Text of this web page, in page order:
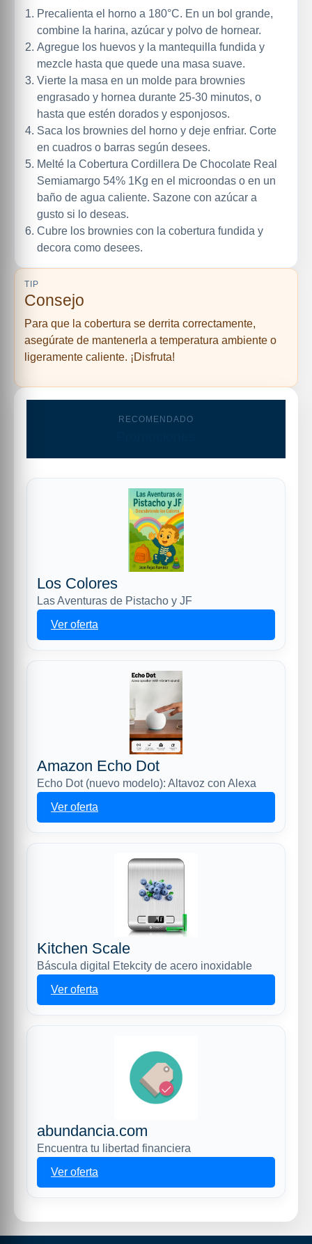
Precalienta el horno a 180°C. En un bol grande,
combine la harina, azúcar y polvo de hornear.
Agregue los huevos y la mantequilla fundida y
mezcle hasta que quede una masa suave.
Vierte la masa en un molde para brownies
engrasado y hornea durante 25-30 minutos, o
hasta que estén dorados y esponjosos.
Saca los brownies del horno y deje enfriar. Corte
en cuadros o barras según desees.
Melté la Cobertura Cordillera De Chocolate Real
Semiamargo 54% 1Kg en el microondas o en un
baño de agua caliente. Sazone con azúcar a
gusto si lo deseas.
Cubre los brownies con la cobertura fundida y
decora como desees.
TIP
Consejo
Para que la cobertura se derrita correctamente,
asegúrate de mantenerla a temperatura ambiente o
ligeramente caliente. ¡Disfruta!
RECOMENDADO
Los Colores
Las Aventuras de Pistacho y JF
Ver oferta
Amazon Echo Dot
Echo Dot (nuevo modelo): Altavoz con Alexa
Ver oferta
Kitchen Scale
Báscula digital Etekcity de acero inoxidable
Ver oferta
abundancia.com
Encuentra tu libertad financiera
Ver oferta